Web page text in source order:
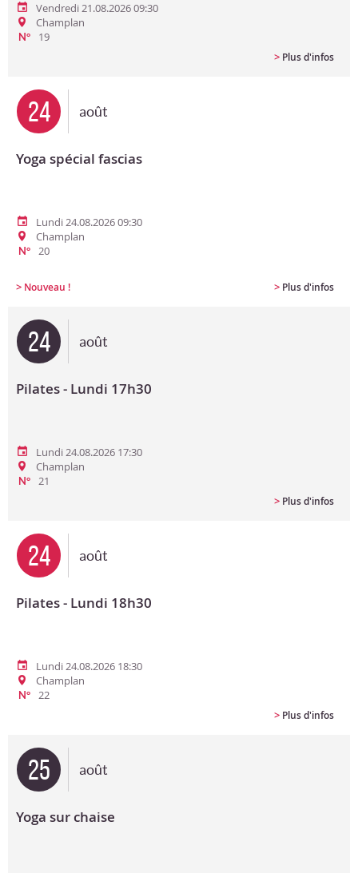
Vendredi 21.08.2026 09:30
Champlan
N°
19
> Plus d'infos
24 août
Yoga spécial fascias
Lundi 24.08.2026 09:30
Champlan
N° 20
> Nouveau ! > Plus d'infos
24 août
Pilates - Lundi 17h30
Lundi 24.08.2026 17:30
Champlan
N°
21
> Plus d'infos
24 août
Pilates - Lundi 18h30
Lundi 24.08.2026 18:30
Champlan
N°
22
> Plus d'infos
25 août
Yoga sur chaise